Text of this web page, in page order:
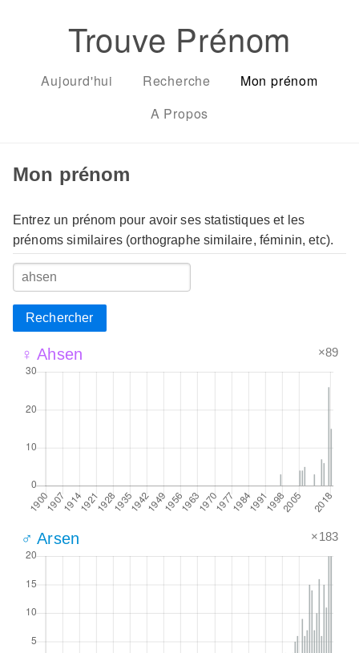
Trouve Prénom
Aujourd'hui Recherche
Mon prénom
A Propos
Mon prénom
Entrez un prénom pour avoir ses statistiques et les
prénoms similaires (orthographe similaire, féminin, etc).
Rechercher
♀ Ahsen ×89
♂ Arsen ×183